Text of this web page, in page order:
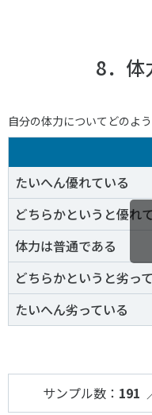
8．体
自分の体力についてどのよ
たいへん優れている
どちらかというと優れ
体力は普通である
どちらかというと劣っ
たいへん劣っている
サンプル数： 191